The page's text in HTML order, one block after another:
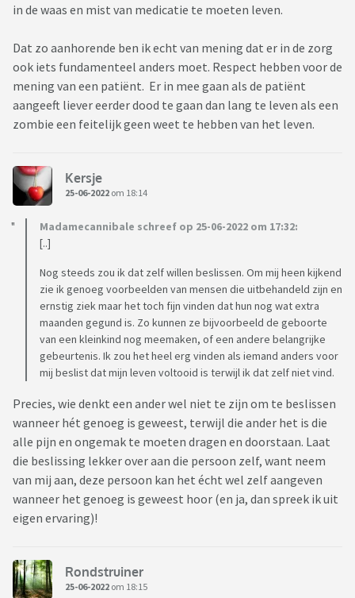
in de waas en mist van medicatie te moeten leven.
Dat zo aanhorende ben ik echt van mening dat er in de zorg
ook iets fundamenteel anders moet. Respect hebben voor de
mening van een patiënt. Er in mee gaan als de patiënt
aangeeft liever eerder dood te gaan dan lang te leven als een
zombie een feitelijk geen weet te hebben van het leven.
Kersje
25-06-2022 om 18:14
Madamecannibale schreef op 25-06-2022 om 17:32:
[..]
Nog steeds zou ik dat zelf willen beslissen. Om mij heen kijkend
zie ik genoeg voorbeelden van mensen die uitbehandeld zijn en
ernstig ziek maar het toch fijn vinden dat hun nog wat extra
maanden gegund is. Zo kunnen ze bijvoorbeeld de geboorte
van een kleinkind nog meemaken, of een andere belangrijke
gebeurtenis. Ik zou het heel erg vinden als iemand anders voor
mij beslist dat mijn leven voltooid is terwijl ik dat zelf niet vind.
Precies, wie denkt een ander wel niet te zijn om te beslissen
wanneer hét genoeg is geweest, terwijl die ander het is die
alle pijn en ongemak te moeten dragen en doorstaan. Laat
die beslissing lekker over aan die persoon zelf, want neem
van mij aan, deze persoon kan het écht wel zelf aangeven
wanneer het genoeg is geweest hoor (en ja, dan spreek ik uit
eigen ervaring)!
Rondstruiner
25-06-2022 om 18:15